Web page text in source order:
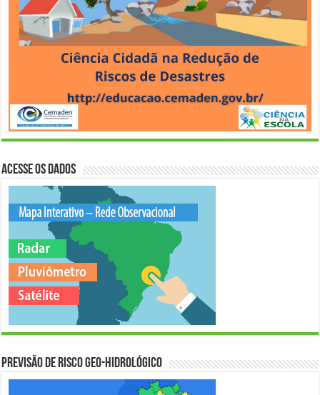
Acesse os Dados
Previsão de Risco Geo-Hidrológico